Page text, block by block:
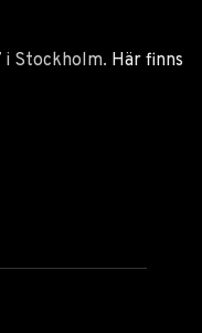
i Stockholm. Här finns